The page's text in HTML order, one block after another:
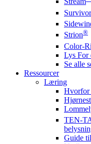
Survivor
Strion®
Color-
Lys For
Se alle
Ressourcer
Læring
Hvorfor
TEN-
Guide